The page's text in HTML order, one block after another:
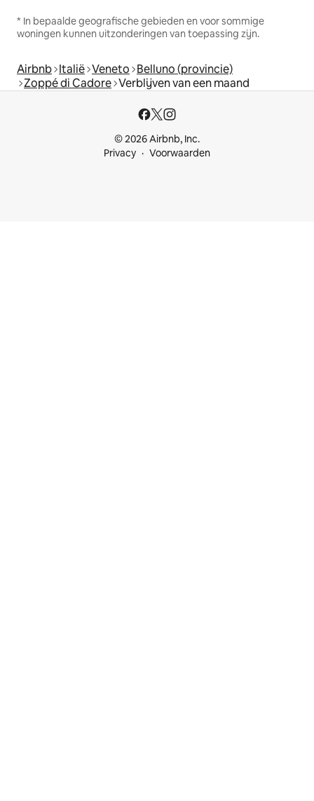
* In bepaalde geografische gebieden en voor sommige
woningen kunnen uitzonderingen van toepassing zijn.
Airbnb Italië Veneto Belluno (provincie)
Zoppé di Cadore Verblijven van een maand
© 2026 Airbnb, Inc.
Privacy
Voorwaarden